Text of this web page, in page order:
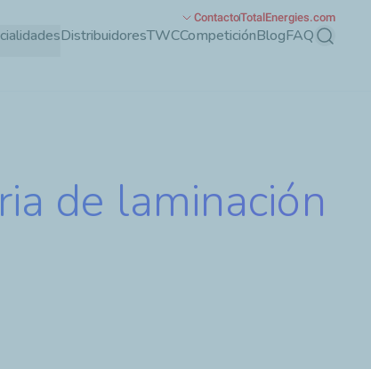
DistribuidoresTWCCompeticiónBlogFAQ Buscar
ContactoTotalEnergies.com
de laminación